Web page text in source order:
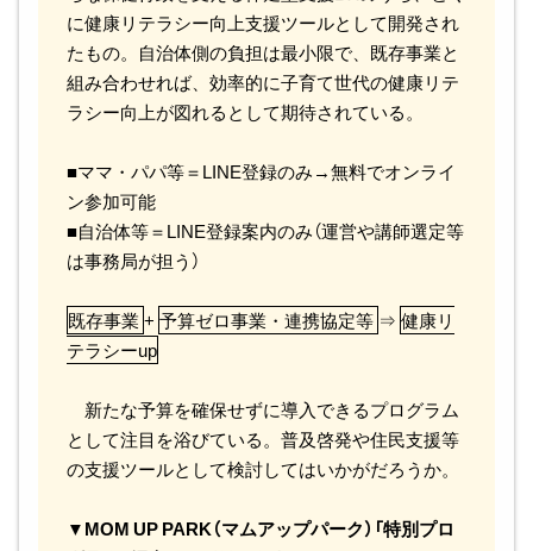
に健康リテラシー向上支援ツールとして開発され
たもの。自治体側の負担は最小限で、既存事業と
組み合わせれば、効率的に子育て世代の健康リテ
ラシー向上が図れるとして期待されている。
■ママ・パパ等＝LINE登録のみ→無料でオンライ
ン参加可能
■自治体等＝LINE登録案内のみ（運営や講師選定等
は事務局が担う）
既存事業 + 予算ゼロ事業・連携協定等 ⇒ 健康リ
テラシーup
新たな予算を確保せずに導入できるプログラム
として注目を浴びている。普及啓発や住民支援等
の支援ツールとして検討してはいかがだろうか。
▼MOM UP PARK（マムアップパーク）「特別プロ